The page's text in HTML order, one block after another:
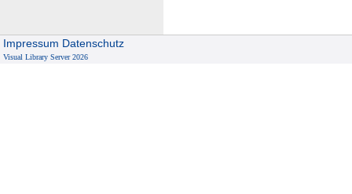
Impressum Datenschutz
Visual Library Server 2026